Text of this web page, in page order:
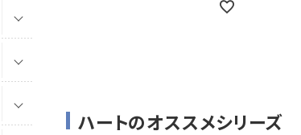
ハートのオススメシリーズ